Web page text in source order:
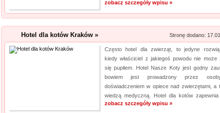
zobacz szczegóły wpisu »
Hotel dla kotów Kraków » Stronę dodano:
Często hotel dla zwierząt, to jedyne
kiedy właściciel z jakiegoś powodu nie może
się pupilem. Hotel Nasze Koty jest godny
bowiem jest prowadzony przez
doświadczeniem w opiece nad zwierzętami, a
wiedzą medyczną. Hotel dla kotów zapewnia
zobacz szczegóły wpisu »